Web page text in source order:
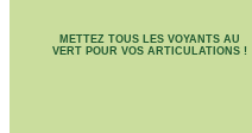
METTEZ TOUS LES VOYANTS AU
VERT POUR VOS ARTICULATIONS !